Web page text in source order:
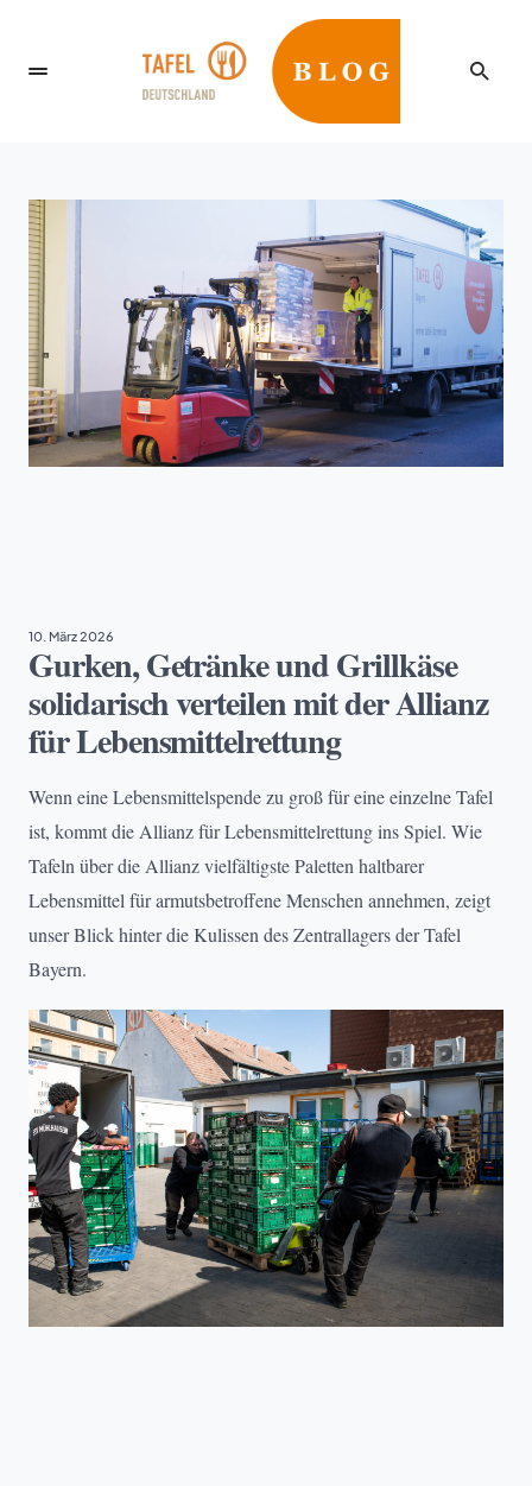
10. März 2026
Gurken, Getränke und Grillkäse
solidarisch verteilen mit der Allianz
für Lebensmittelrettung
Wenn eine Lebensmittelspende zu groß für eine einzelne Tafel
ist, kommt die Allianz für Lebensmittelrettung ins Spiel. Wie
Tafeln über die Allianz vielfältigste Paletten haltbarer
Lebensmittel für armutsbetroffene Menschen annehmen, zeigt
unser Blick hinter die Kulissen des Zentrallagers der Tafel
Bayern.